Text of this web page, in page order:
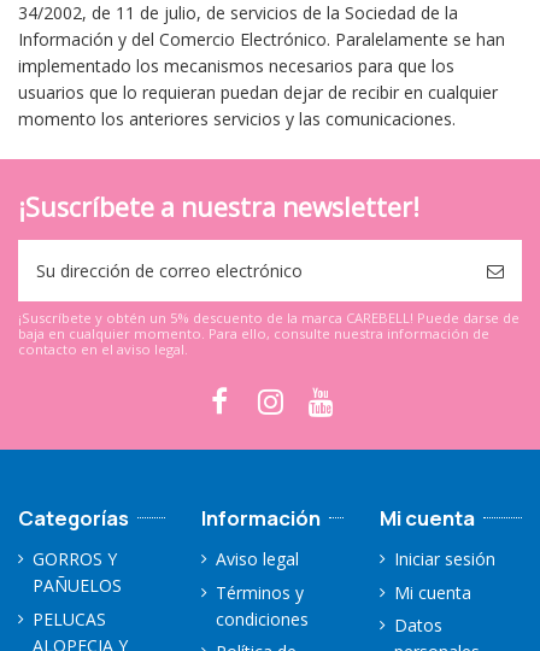
34/2002, de 11 de julio, de servicios de la Sociedad de la
Información y del Comercio Electrónico. Paralelamente se han
implementado los mecanismos necesarios para que los
usuarios que lo requieran puedan dejar de recibir en cualquier
momento los anteriores servicios y las comunicaciones.
¡Suscríbete a nuestra newsletter!
¡Suscríbete y obtén un 5% descuento de la marca CAREBELL! Puede darse de
baja en cualquier momento. Para ello, consulte nuestra información de
contacto en el aviso legal.
Categorías
GORROS Y
PAÑUELOS
PELUCAS
ALOPECIA Y
Información
Aviso legal
Términos y
condiciones
Mi cuenta
Iniciar sesión
Mi cuenta
Datos